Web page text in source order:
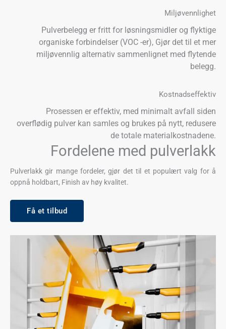
Miljøvennlighet
Pulverbelegg er fritt for løsningsmidler og flyktige
organiske forbindelser (VOC -er), Gjør det til et mer
miljøvennlig alternativ sammenlignet med flytende
belegg.
Kostnadseffektiv
Prosessen er effektiv, med minimalt avfall siden
overflødig pulver kan samles og brukes på nytt, redusere
de totale materialkostnadene.
Fordelene med pulverlakk
Pulverlakk gir mange fordeler, gjør det til et populært valg for å
oppnå holdbart, Finish av høy kvalitet.
Få et tilbud